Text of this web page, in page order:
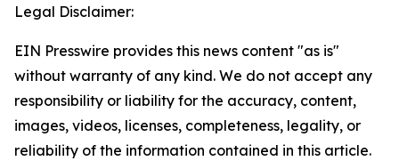
Legal Disclaimer:
EIN Presswire provides this news content "as is"
without warranty of any kind. We do not accept any
responsibility or liability for the accuracy, content,
images, videos, licenses, completeness, legality, or
reliability of the information contained in this article.